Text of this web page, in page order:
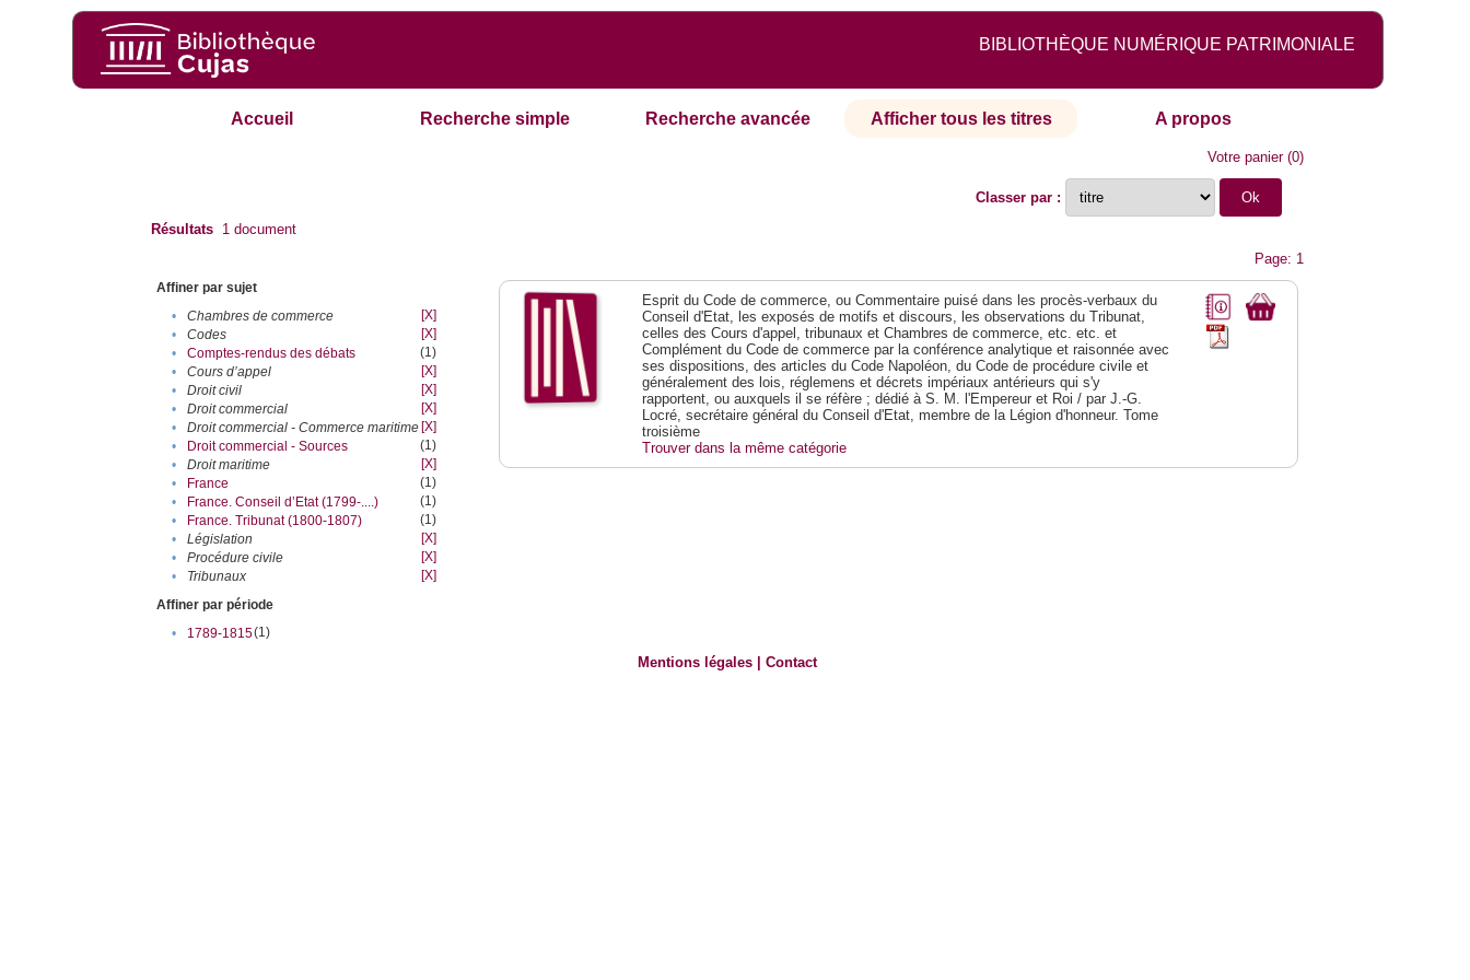
BIBLIOTHÈQUE NUMÉRIQUE PATRIMONIALE
Accueil Recherche simple Recherche avancée Afficher tous les titres A propos
Votre panier(0)
Classer par :
Résultats 1 document
Page: 1
Affiner par sujet
•
Chambres de commerce
[X]
•
Codes
[X]
•
Comptes-rendus des débats
(1)
•
Cours d’appel
[X]
•
Droit civil
[X]
•
Droit commercial
[X]
•
Droit commercial - Commerce maritime [X]
•
Droit commercial - Sources
(1)
•
Droit maritime
[X]
•
France
(1)
•
France. Conseil d’Etat (1799-....)
(1)
•
France. Tribunat (1800-1807)
(1)
•
Législation
[X]
•
Procédure civile
[X]
•
Tribunaux
[X]
Affiner par période
•
1789-1815(1)
Esprit du Code de commerce, ou Commentaire puisé dans les procès-verbaux du
Conseil d'Etat, les exposés de motifs et discours, les observations du Tribunat,
celles des Cours d'appel, tribunaux et Chambres de commerce, etc. etc. et
Complément du Code de commerce par la conférence analytique et raisonnée avec
ses dispositions, des articles du Code Napoléon, du Code de procédure civile et
généralement des lois, réglemens et décrets impériaux antérieurs qui s'y
rapportent, ou auxquels il se réfère ; dédié à S. M. l'Empereur et Roi / par J.-G.
Locré, secrétaire général du Conseil d'Etat, membre de la Légion d'honneur. Tome
troisième
Trouver dans la même catégorie
Mentions légales |Contact